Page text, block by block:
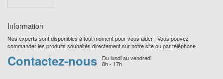
Information
Nos experts sont disponibles à tout moment pour vous aider ! Vous pouvez
commander les produits souhaités directement sur notre site ou par téléphone
Contactez-nous Du lundi au vendredi
8h - 17h